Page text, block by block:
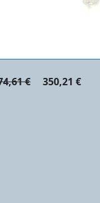
€ 350,21 €